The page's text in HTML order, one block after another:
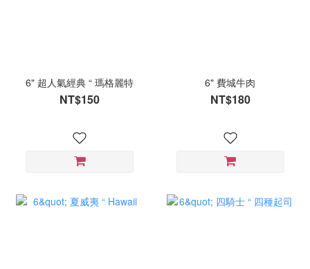
6" 超人氣經典 “ 瑪格麗特
NT$150
6" 費城牛肉
NT$180